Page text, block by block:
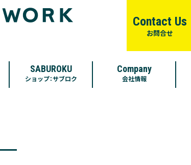
Contact Us
お問合せ
SABUROKU
ショップ：サブロク
Company
会社情報